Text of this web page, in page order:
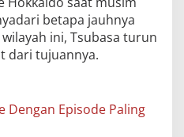
betapa jauhnya
ini, Tsubasa turun
dari tujuannya.
Dengan Episode Paling